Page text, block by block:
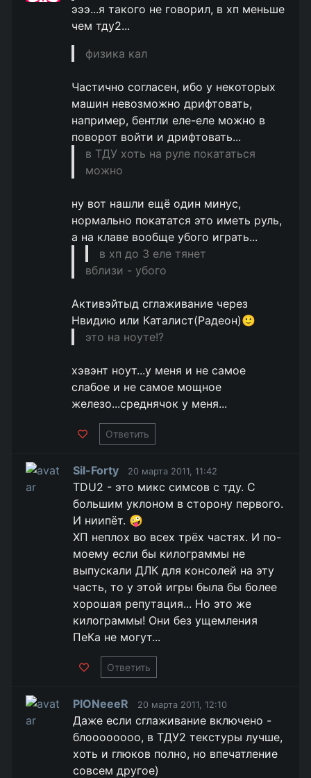
эээ...я такого не говорил, в хп меньше
чем тду2...
физика кал
Частично согласен, ибо у некоторых
машин невозможно дрифтовать,
например, бентли еле-еле можно в
поворот войти и дрифтовать...
в ТДУ хоть на руле покататься
можно
ну вот нашли ещё один минус,
нормально покататся это иметь руль,
а на клаве вообще убого играть...
в хп до 3 еле тянет
вблизи - убого
Активэйтыд сглаживание через
Нвидию или Каталист(Радеон)🙂
это на ноуте!?
хэвэнт ноут...у меня и не самое
слабое и не самое мощное
железо...среднячок у меня...
Ответить
Sil-Forty 20 марта 2011, 11:42
TDU2 - это микс симсов с тду. С
большим уклоном в сторону первого.
И ниипёт. 🤪
ХП неплох во всех трёх частях. И по-
моему если бы килограммы не
выпускали ДЛК для консолей на эту
часть, то у этой игры была бы более
хорошая репутация... Но это же
килограммы! Они без ущемления
ПеКа не могут...
Ответить
PIONeeeR 20 марта 2011, 12:10
Даже если сглаживание включено -
блоооооооо, в ТДУ2 текстуры лучше,
хоть и глюков полно, но впечатление
совсем другое)